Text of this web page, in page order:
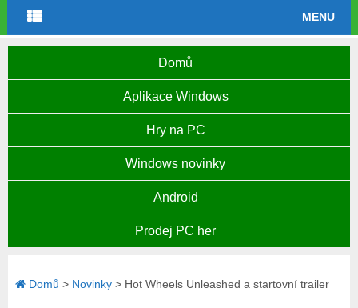
MENU
Domů
Aplikace Windows
Hry na PC
Windows novinky
Android
Prodej PC her
Domů > Novinky> Hot Wheels Unleashed a startovní trailer